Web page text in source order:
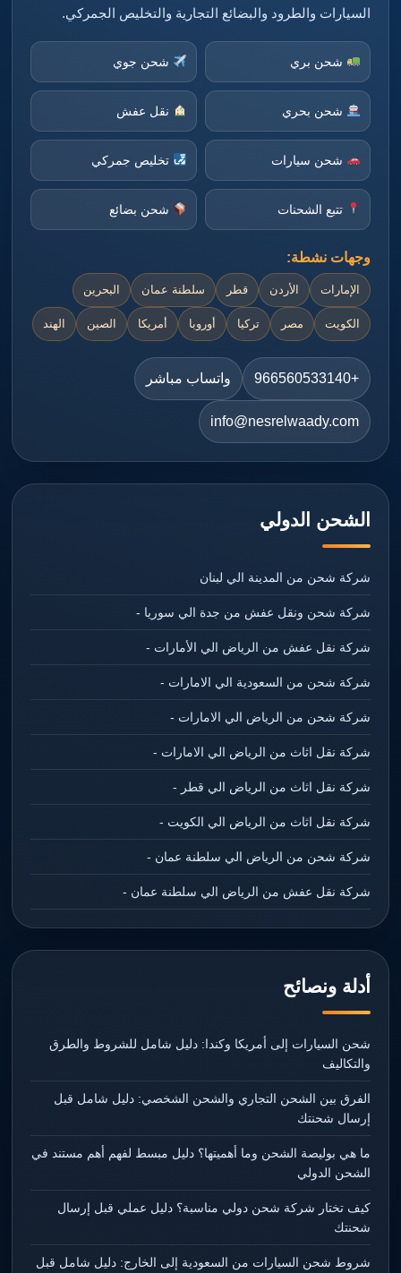
السيارات والطرود والبضائع التجارية والتخليص الجمركي.
شحن بري شحن جوي
شحن بحري نقل عفش
شحن سيارات تخليص جمركي
تتبع الشحنات شحن بضائع
وجهات نشطة:
الإمارات الأردن قطر سلطنة عمان البحرين
الكويت مصر تركيا أوروبا أمريكا الصين الهند
+966560533140 واتساب مباشر
info@nesrelwaady.com
الشحن الدولي
شركة شحن من المدينة الي لبنان
شركة شحن ونقل عفش من جدة الي سوريا -
شركة نقل عفش من الرياض الي الأمارات -
شركة شحن من السعودية الي الامارات -
شركة شحن من الرياض الي الامارات -
شركة نقل اثاث من الرياض الي الامارات -
شركة نقل اثاث من الرياض الي قطر -
شركة نقل اثاث من الرياض الي الكويت -
شركة شحن من الرياض الي سلطنة عمان -
شركة نقل عفش من الرياض الي سلطنة عمان -
أدلة ونصائح
شحن السيارات إلى أمريكا وكندا: دليل شامل للشروط والطرق
والتكاليف
الفرق بين الشحن التجاري والشحن الشخصي: دليل شامل قبل
إرسال شحنتك
ما هي بوليصة الشحن وما أهميتها؟ دليل مبسط لفهم أهم مستند في
الشحن الدولي
كيف تختار شركة شحن دولي مناسبة؟ دليل عملي قبل إرسال
شحنتك
شروط شحن السيارات من السعودية إلى الخارج: دليل شامل قبل